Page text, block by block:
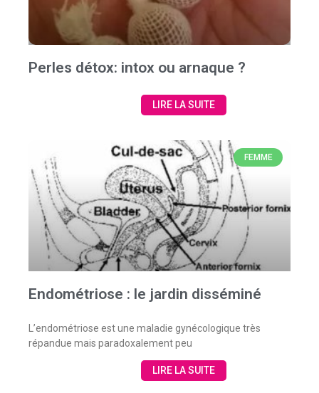
Perles détox: intox ou arnaque ?
LIRE LA SUITE
FEMME
Endométriose : le jardin disséminé
L’endométriose est une maladie gynécologique très
répandue mais paradoxalement peu
LIRE LA SUITE